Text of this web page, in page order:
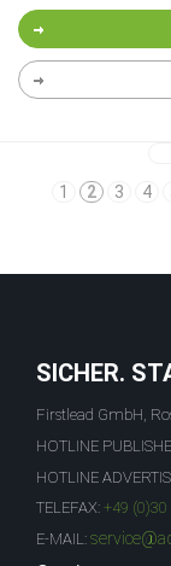
1
2 3 4
SICHER.
Firstlead GmbH,
HOTLINE
HOTLINE
TELEFAX: +49 (0)30
E-MAIL: